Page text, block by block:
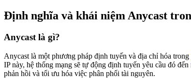
Định nghĩa và khái niệm Anycast
Anycast là gì?
Anycast là một phương pháp định tuyến và địa chỉ hóa trong
IP này, hệ thống mạng sẽ tự động định tuyến yêu cầu đó
phản hồi và tối ưu hóa việc phân phối tài nguyên.